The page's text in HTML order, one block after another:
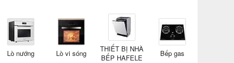
Lò nướng Lò vi sóng
THIẾT BỊ NHÀ
BẾP HAFELE
Bếp gas